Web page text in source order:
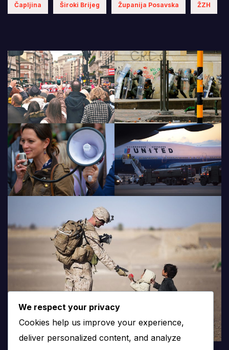
Čapljina Široki Brijeg Županija Posavska ŽZH
We respect your privacy
Cookies help us improve your experience,
deliver personalized content, and analyze